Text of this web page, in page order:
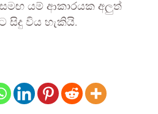
සමඟ යම් ආකාරයක අලුත්
සිදු විය හැකියි.